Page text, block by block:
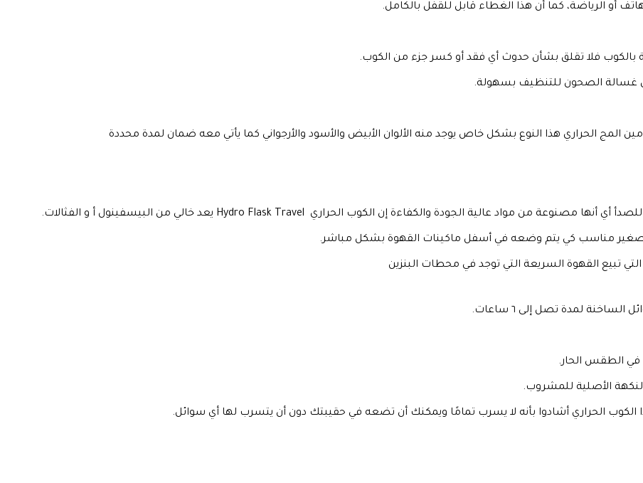
أو الرياضة، كما أن هذا الغطاء قابل للقفل بالكامل.
بالكوب فلا تقلق بشأن حدوث أي فقد أو كسر جزء من الكوب.
غسالة الصحون للتنظيف بسهولة.
الحراري هذا النوع بشكل خاص يوجد منه الألوان الأبيض والأسود والأرجواني كما يأتي معه ضمان لمدة محددة
تبيع القهوة السريعة التي توجد في محطات البنزين
لمدة تصل إلى ٦ ساعات.
في الطقس الحار.
الأصلية للمشروب.
الحراري أشادوا بأنه لا يسرب تمامًا ويمكنك أن تضعه في حقيبتك دون أن يتسرب لها أي سوائل.